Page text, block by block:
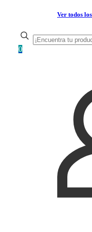
Ver todos
0